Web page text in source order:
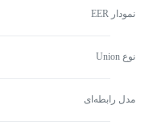
نمودار EER
نوع Union
مدل رابطه‌ای